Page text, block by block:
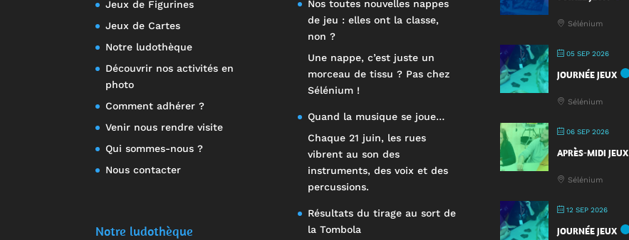
Jeux de Figurines
Jeux de Cartes
Notre ludothèque
Découvrir nos activités en
photo
Comment adhérer ?
Venir nous rendre visite
Qui sommes-nous ?
Nous contacter
Notre ludothèque
Nos toutes nouvelles nappes
de jeu : elles ont la classe,
non ?
Une nappe, c’est juste un
morceau de tissu ? Pas chez
Sélénium !
Quand la musique se joue…
Chaque 21 juin, les rues
vibrent au son des
instruments, des voix et des
percussions.
Résultats du tirage au sort de
la Tombola
Sélénium
05 SEP 2026
JOURNÉE JEUX
Sélénium
06 SEP 2026
APRÈS-MIDI JEUX
Sélénium
12 SEP 2026
JOURNÉE JEUX